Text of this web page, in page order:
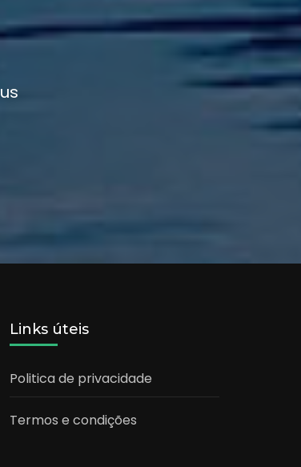
Links úteis
Politica de privacidade
Termos e condições